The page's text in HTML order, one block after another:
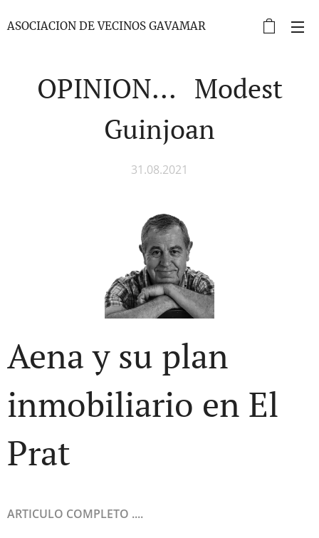
ASOCIACION DE VECINOS GAVAMAR
OPINION... Modest
Guinjoan
31.08.2021
Aena y su plan
inmobiliario en El
Prat
ARTICULO COMPLETO ....